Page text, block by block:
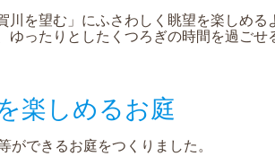
川を望む」にふさわしく眺望を楽しめる
ゆったりとしたくつろぎの時間を過ごせ
楽しめるお庭
ができるお庭をつくりました。